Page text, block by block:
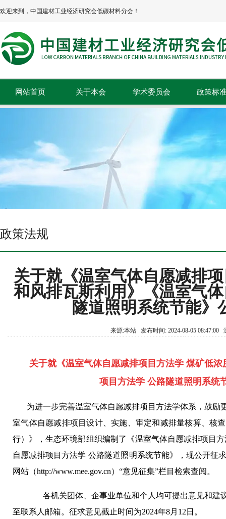
欢迎来到，中国建材工业经济研究会低碳材料分会！
网站首页 关于本会
协会领导
学术委员会 政策标
标准规范
政策法规
关于就《温室气体自愿减排
和风排瓦斯利用》《温室气
隧道照明系统节能》
来源:本站 发布时间: 2024-08-05 08:47:00
关于就《温室气体自愿减排项目方法学 煤矿低浓
项目方法学 公路隧道照明系统
为进一步完善温室气体自愿减排项目方法学体系，鼓
室气体自愿减排项目设计、实施、审定和减排量核算、核
行）》，生态环境部组织编制了《温室气体自愿减排项目
自愿减排项目方法学 公路隧道照明系统节能》，现公开征
网站（http://www.mee.gov.cn）“意见征集”栏目检索查阅。
各机关团体、企事业单位和个人均可提出意见和建
至联系人邮箱。征求意见截止时间为2024年8月12日。